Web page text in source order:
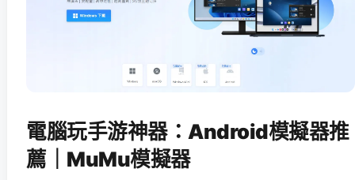
電腦玩手游神器：Android模擬器推
薦｜MuMu模擬器